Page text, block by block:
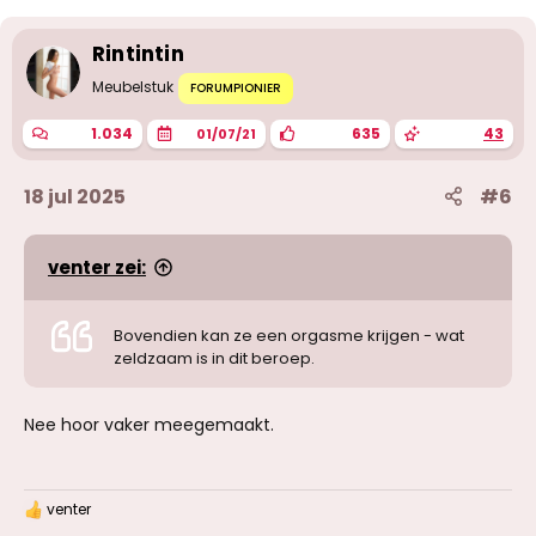
n
g
n
:
Rintintin
Meubelstuk FORUMPIONIER
1.034 01/07/21 635 43
18 jul 2025 #6
venter zei:
Bovendien kan ze een orgasme krijgen - wat
zeldzaam is in dit beroep.
Nee hoor vaker meegemaakt.
W venter